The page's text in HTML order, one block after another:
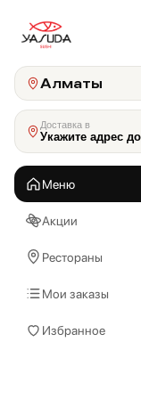
Алматы
Доставка в
Укажите адрес
Меню
Акции
Рестораны
Мои заказы
Избранное